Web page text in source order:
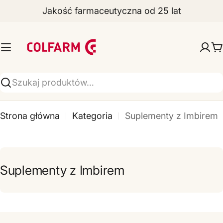
Przejdź
treści
Jakość farmaceutyczna od 25 lat
ł
a
d
a
Wyszukiwarka
Strona główna Kategoria Suplementy z Imbirem
Suplementy z Imbirem